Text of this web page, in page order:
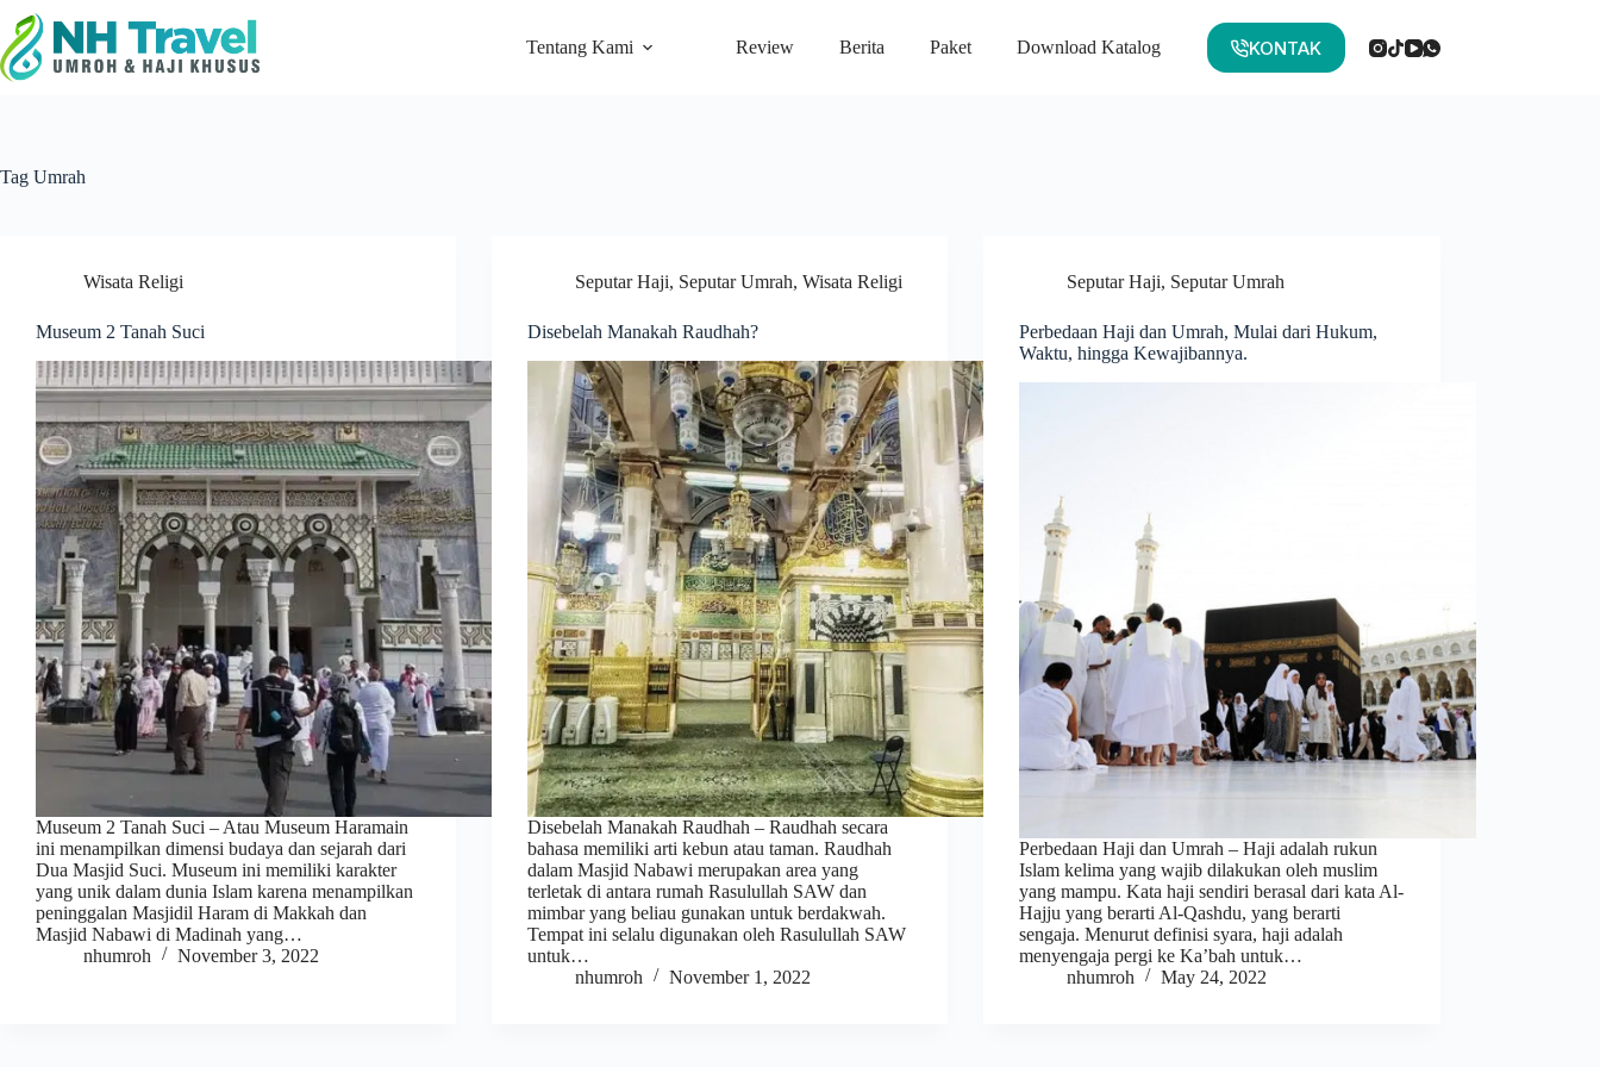
content
Tentang Kami Review Berita Paket Download Katalog KONTAK
Tag Umrah
Wisata Religi
Museum 2 Tanah Suci
Museum 2 Tanah Suci – Atau Museum Haramain
ini menampilkan dimensi budaya dan sejarah dari
Dua Masjid Suci. Museum ini memiliki karakter
yang unik dalam dunia Islam karena menampilkan
peninggalan Masjidil Haram di Makkah dan
Masjid Nabawi di Madinah yang…
nhumroh
November 3, 2022
Seputar Haji, Seputar Umrah,Wisata Religi
Disebelah Manakah Raudhah?
Disebelah Manakah Raudhah – Raudhah secara
bahasa memiliki arti kebun atau taman. Raudhah
dalam Masjid Nabawi merupakan area yang
terletak di antara rumah Rasulullah SAW dan
mimbar yang beliau gunakan untuk berdakwah.
Tempat ini selalu digunakan oleh Rasulullah SAW
untuk…
nhumroh
November 1, 2022
Seputar Haji, Seputar Umrah
Perbedaan Haji dan Umrah, Mulai dari Hukum,
Waktu, hingga Kewajibannya.
Perbedaan Haji dan Umrah – Haji adalah rukun
Islam kelima yang wajib dilakukan oleh muslim
yang mampu. Kata haji sendiri berasal dari kata Al-
Hajju yang berarti Al-Qashdu, yang berarti
sengaja. Menurut definisi syara, haji adalah
menyengaja pergi ke Ka’bah untuk…
nhumroh
May 24, 2022